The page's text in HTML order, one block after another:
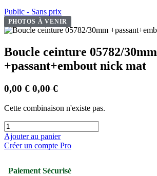
Public - Sans prix
PHOTOS À VENIR
Boucle ceinture 05782/30mm
+passant+embout nick mat
0,00 € 0,00€
Cette combinaison n'existe pas.
Ajouter au panier
Créer un compte Pro
Paiement Sécurisé